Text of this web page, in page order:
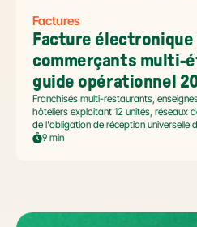
Factures
Facture électronique
commerçants multi-
guide opérationnel
Franchisés multi-restaurants,
hôteliers exploitant 12 unités, réseaux
de l'obligation de réception universelle
commerçants multi-établissement ont
9 min